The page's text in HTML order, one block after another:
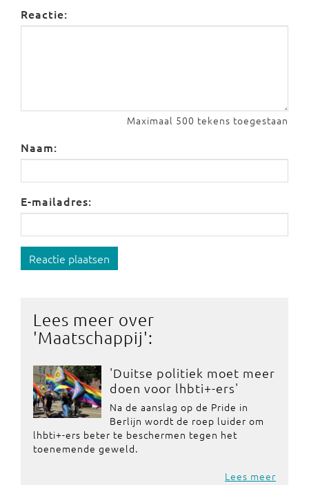
Reactie:
Maximaal 500 tekens toegestaan
Naam:
E-mailadres:
Reactie plaatsen
Lees meer over
'Maatschappij':
'Duitse politiek moet meer
doen voor lhbti+-ers'
Na de aanslag op de Pride in
Berlijn wordt de roep luider om
lhbti+-ers beter te beschermen tegen het
toenemende geweld.
Lees meer